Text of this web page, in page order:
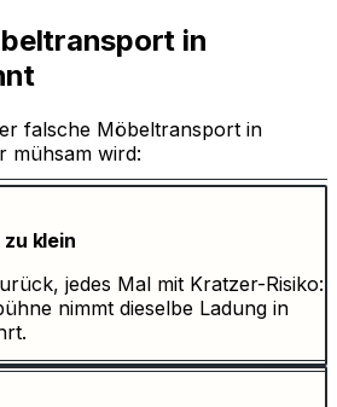
in
falsche Möbeltransport in
mühsam wird:
klein
jedes Mal mit Kratzer-Risiko:
nimmt dieselbe Ladung in